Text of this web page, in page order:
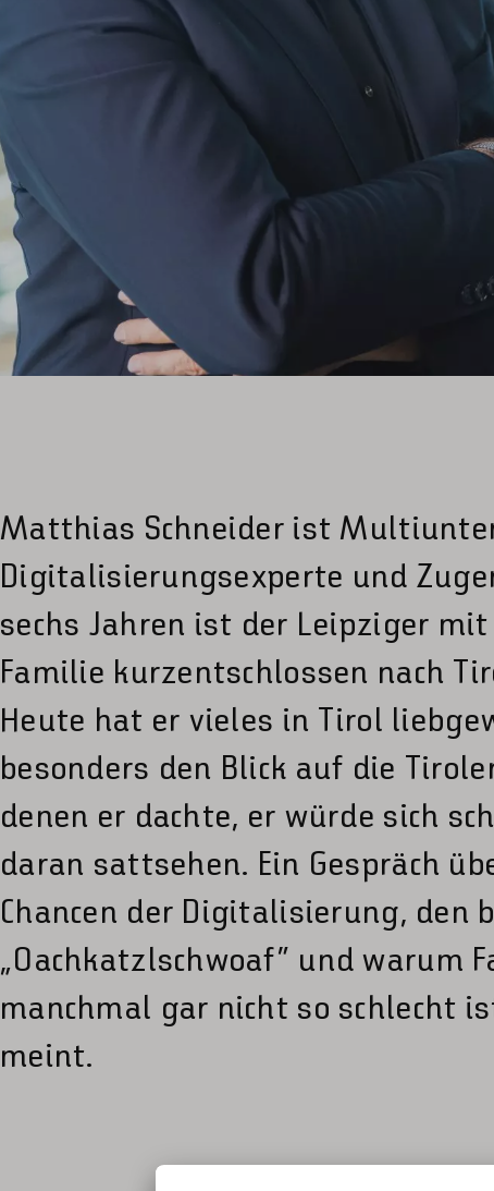
Matthias Schneider ist
Digitalisierungsexperte und
sechs Jahren ist der Leipziger
Familie kurzentschlossen nach
Heute hat er vieles in Tirol
besonders den Blick auf die
denen er dachte, er würde sich
daran sattsehen. Ein Gespräch
Chancen der Digitalisierung, den
„Oachkatzlschwoaf“ und warum
manchmal gar nicht so schlecht
meint.